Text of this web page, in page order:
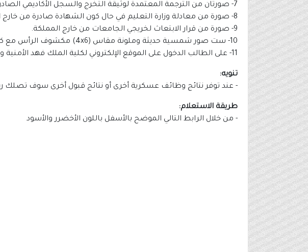
7- صورتان من الترجمة المعتمدة لوثيقة التخرج والسجل الأكاديمي الصادرة بلغة أجنبية.
8- صورة من معادلة وزارة التعليم في حال كون الشهادة صادرة من خارج المملكة.
9- صورة من قرار الابتعاث لخريجي الجامعات من خارج المملكة.
10- ست صور شمسية حديثة وملونة مقاس (4x6) مكشوف الرأس مع كتابة الاسم من الخلف.
11- على الطالب الدخول على الموقع الإلكتروني لكلية الملك فهد الأمنية وتعبئة نموذج طلب الالتحاق وطباعته وإحضاره أثناء المراجعة (
تنويه:
- عند توفر نتائج وظائف عسكرية أخرى أو نتائج قبول أخرى سوف تصلك
طريقة الاستعلام:
- من خلال الرابط التالي الموضح بالأسفل باللون الأخضرر والأسود